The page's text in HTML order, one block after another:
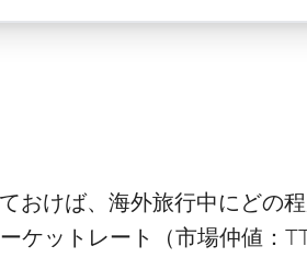
おけば、海外旅行中にどの
ケットレート（市場仲値：